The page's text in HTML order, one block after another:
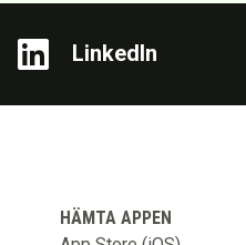
LinkedIn
HÄMTA APPEN